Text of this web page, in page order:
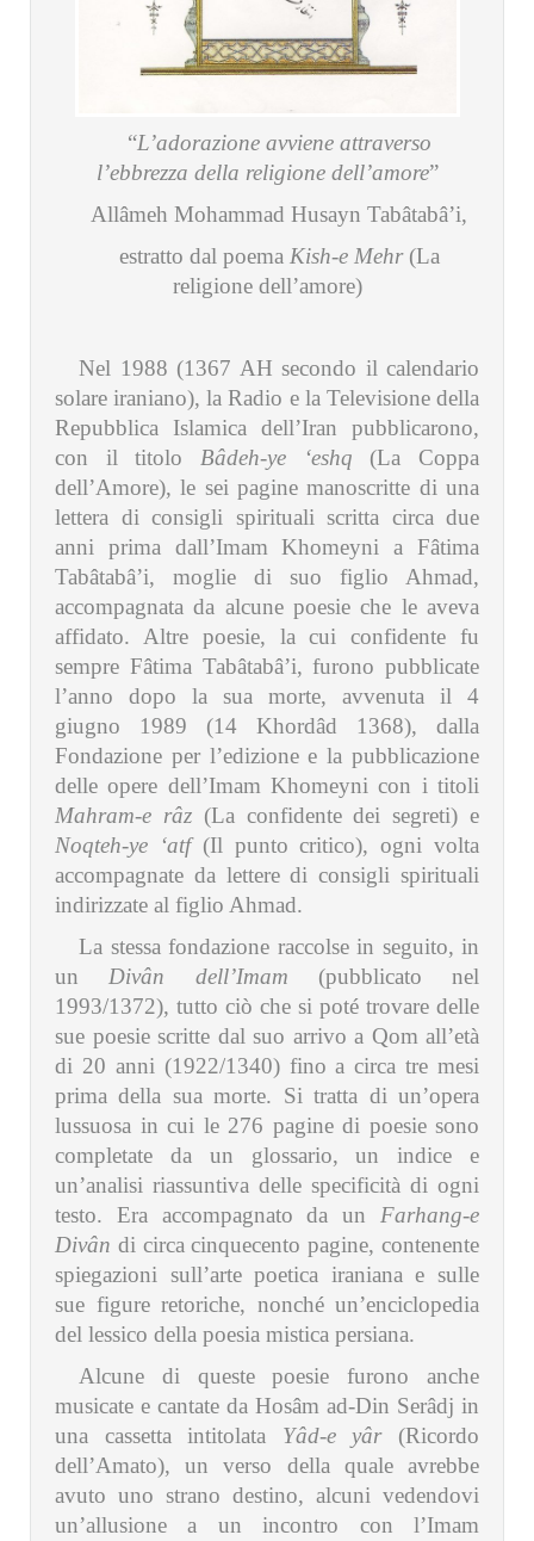
“L’adorazione avviene attraverso
l’ebbrezza della religione dell’amore”
Allâmeh Mohammad Husayn Tabâtabâ’i,
estratto dal poema Kish-e Mehr(La
religione dell’amore)
Nel 1988 (1367 AH secondo il calendario
solare iraniano), la Radio e la Televisione della
Repubblica Islamica dell’Iran pubblicarono,
con il titolo Bâdeh-ye ‘eshq (La Coppa
dell’Amore), le sei pagine manoscritte di una
lettera di consigli spirituali scritta circa due
anni prima dall’Imam Khomeyni a Fâtima
Tabâtabâ’i, moglie di suo figlio Ahmad,
accompagnata da alcune poesie che le aveva
affidato. Altre poesie, la cui confidente fu
sempre Fâtima Tabâtabâ’i, furono pubblicate
l’anno dopo la sua morte, avvenuta il 4
giugno 1989 (14 Khordâd 1368), dalla
Fondazione per l’edizione e la pubblicazione
delle opere dell’Imam Khomeyni con i titoli
Mahram-e râz(La confidente dei segreti) e
Noqteh-ye ‘atf (Il punto critico), ogni volta
accompagnate da lettere di consigli spirituali
indirizzate al figlio Ahmad.
La stessa fondazione raccolse in seguito, in
un Divân dell’Imam (pubblicato nel
1993/1372), tutto ciò che si poté trovare delle
sue poesie scritte dal suo arrivo a Qom all’età
di 20 anni (1922/1340) fino a circa tre mesi
prima della sua morte. Si tratta di un’opera
lussuosa in cui le 276 pagine di poesie sono
completate da un glossario, un indice e
un’analisi riassuntiva delle specificità di ogni
testo. Era accompagnato da un Farhang-e
Divân di circa cinquecento pagine, contenente
spiegazioni sull’arte poetica iraniana e sulle
sue figure retoriche, nonché un’enciclopedia
del lessico della poesia mistica persiana.
Alcune di queste poesie furono anche
musicate e cantate da Hosâm ad-Din Serâdj in
una cassetta intitolata Yâd-e yâr(Ricordo
dell’Amato), un verso della quale avrebbe
avuto uno strano destino, alcuni vedendovi
un’allusione a un incontro con l’Imam